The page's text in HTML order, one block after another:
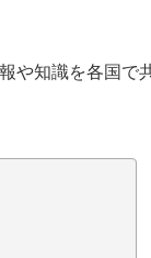
や知識を各国で